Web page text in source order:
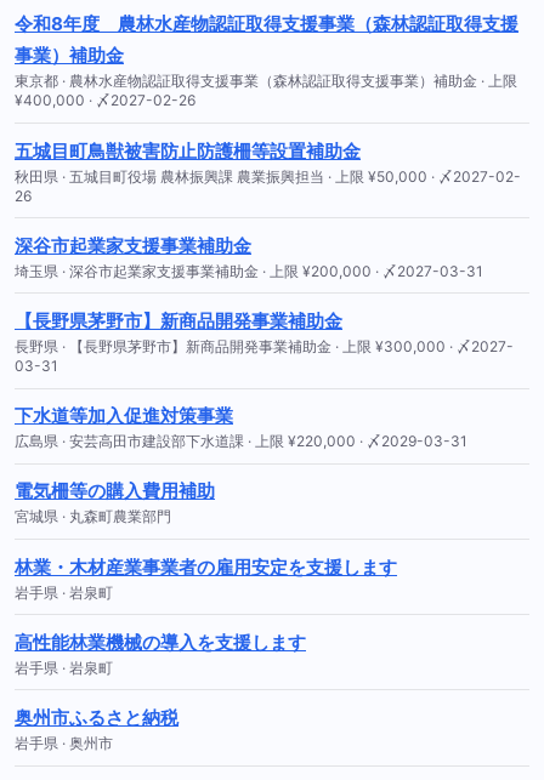
令和8年度 農林水産物認証取得支援事業（森林認証取得支援
事業）補助金
東京都 · 農林水産物認証取得支援事業（森林認証取得支援事業）補助金 · 上限
¥400,000 · 〆2027-02-26
五城目町鳥獣被害防止防護柵等設置補助金
秋田県 · 五城目町役場 農林振興課 農業振興担当 · 上限 ¥50,000 · 〆2027-02-
26
深谷市起業家支援事業補助金
埼玉県 · 深谷市起業家支援事業補助金 · 上限 ¥200,000 · 〆2027-03-31
【長野県茅野市】新商品開発事業補助金
長野県 · 【長野県茅野市】新商品開発事業補助金 · 上限 ¥300,000 · 〆2027-
03-31
下水道等加入促進対策事業
広島県 · 安芸高田市建設部下水道課 · 上限 ¥220,000 · 〆2029-03-31
電気柵等の購入費用補助
宮城県 · 丸森町農業部門
林業・木材産業事業者の雇用安定を支援します
岩手県 · 岩泉町
高性能林業機械の導入を支援します
岩手県 · 岩泉町
奥州市ふるさと納税
岩手県 · 奥州市